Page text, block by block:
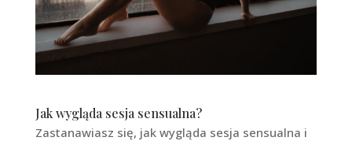
Jak wygląda sesja sensualna?
Zastanawiasz się, jak wygląda sesja sensualna i